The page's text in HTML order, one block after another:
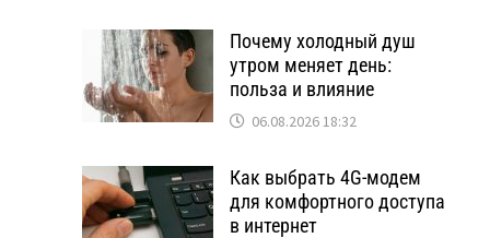
Почему холодный душ
утром меняет день:
польза и влияние
06.08.2026 18:32
Как выбрать 4G-модем
для комфортного доступа
в интернет